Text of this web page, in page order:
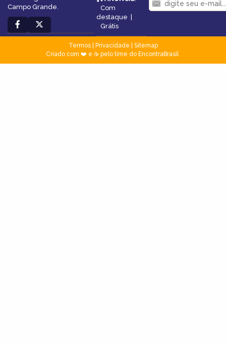
Campo Grande.
Com
destaque |
Grátis
Termos| Privacidade
Sitemap
Criado com ❤️ e ☕ pelo time do EncontraBrasil